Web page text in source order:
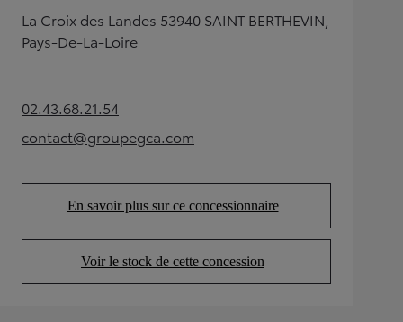
La Croix des Landes 53940 SAINT BERTHEVIN,
Pays-De-La-Loire
02.43.68.21.54(Opens in new tab)
contact@groupegca.com
(Opens in new tab)
En savoir plus sur ce concessionnaire
(Opens in new tab)
Voir le stock de cette concession
(Opens in new tab)